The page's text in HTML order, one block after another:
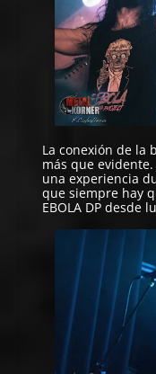
La conexión de la
más que
una experiencia
que siempre hay
EBOLA DP desde